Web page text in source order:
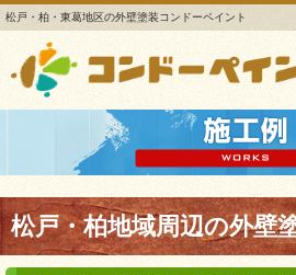
松戸・柏・東葛地区の外壁塗装コンドーペイント
松戸・柏地域周辺の外壁